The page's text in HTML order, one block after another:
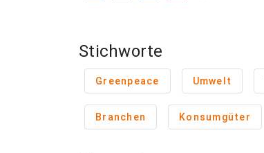
Stichworte
Greenpeace Umwelt
Branchen Konsumgüter